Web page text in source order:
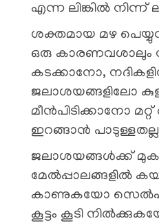
എന്ന ലിങ്കിൽ നിന്ന്
ശക്തമായ മഴ
ഒരു കാരണവശാലും
കടക്കാനോ,
ജലാശയങ്ങളിലോ
മീൻപിടിക്കാനോ
ഇറങ്ങാൻ
ജലാശയങ്ങൾക്ക്
മേൽപ്പാലങ്ങളിൽ
കാണുകയോ
കൂട്ടം കൂടി